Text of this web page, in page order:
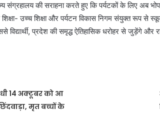
संग्रहालय की सराहना करते हुए कि पर्यटकों के लिए अब
उच्च शिक्षा और पर्यटन विकास निगम संयुक्त रूप से
विद्यार्थी, प्रदेश की समृद्ध ऐतिहासिक धरोहर से जुड़ेंगे
14 अक्टूबर को आ
मृत बच्चों के